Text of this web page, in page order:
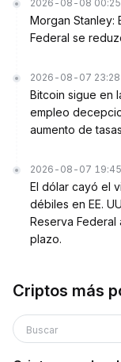
2026-08-08 00:25
Morgan Stanley:
Federal se
2026-08-07 23:28
Bitcoin sigue en
empleo
aumento de tasas
2026-08-07 19:45
El dólar cayó el
débiles en EE.
Reserva Federal
plazo.
Criptos más
Buscar